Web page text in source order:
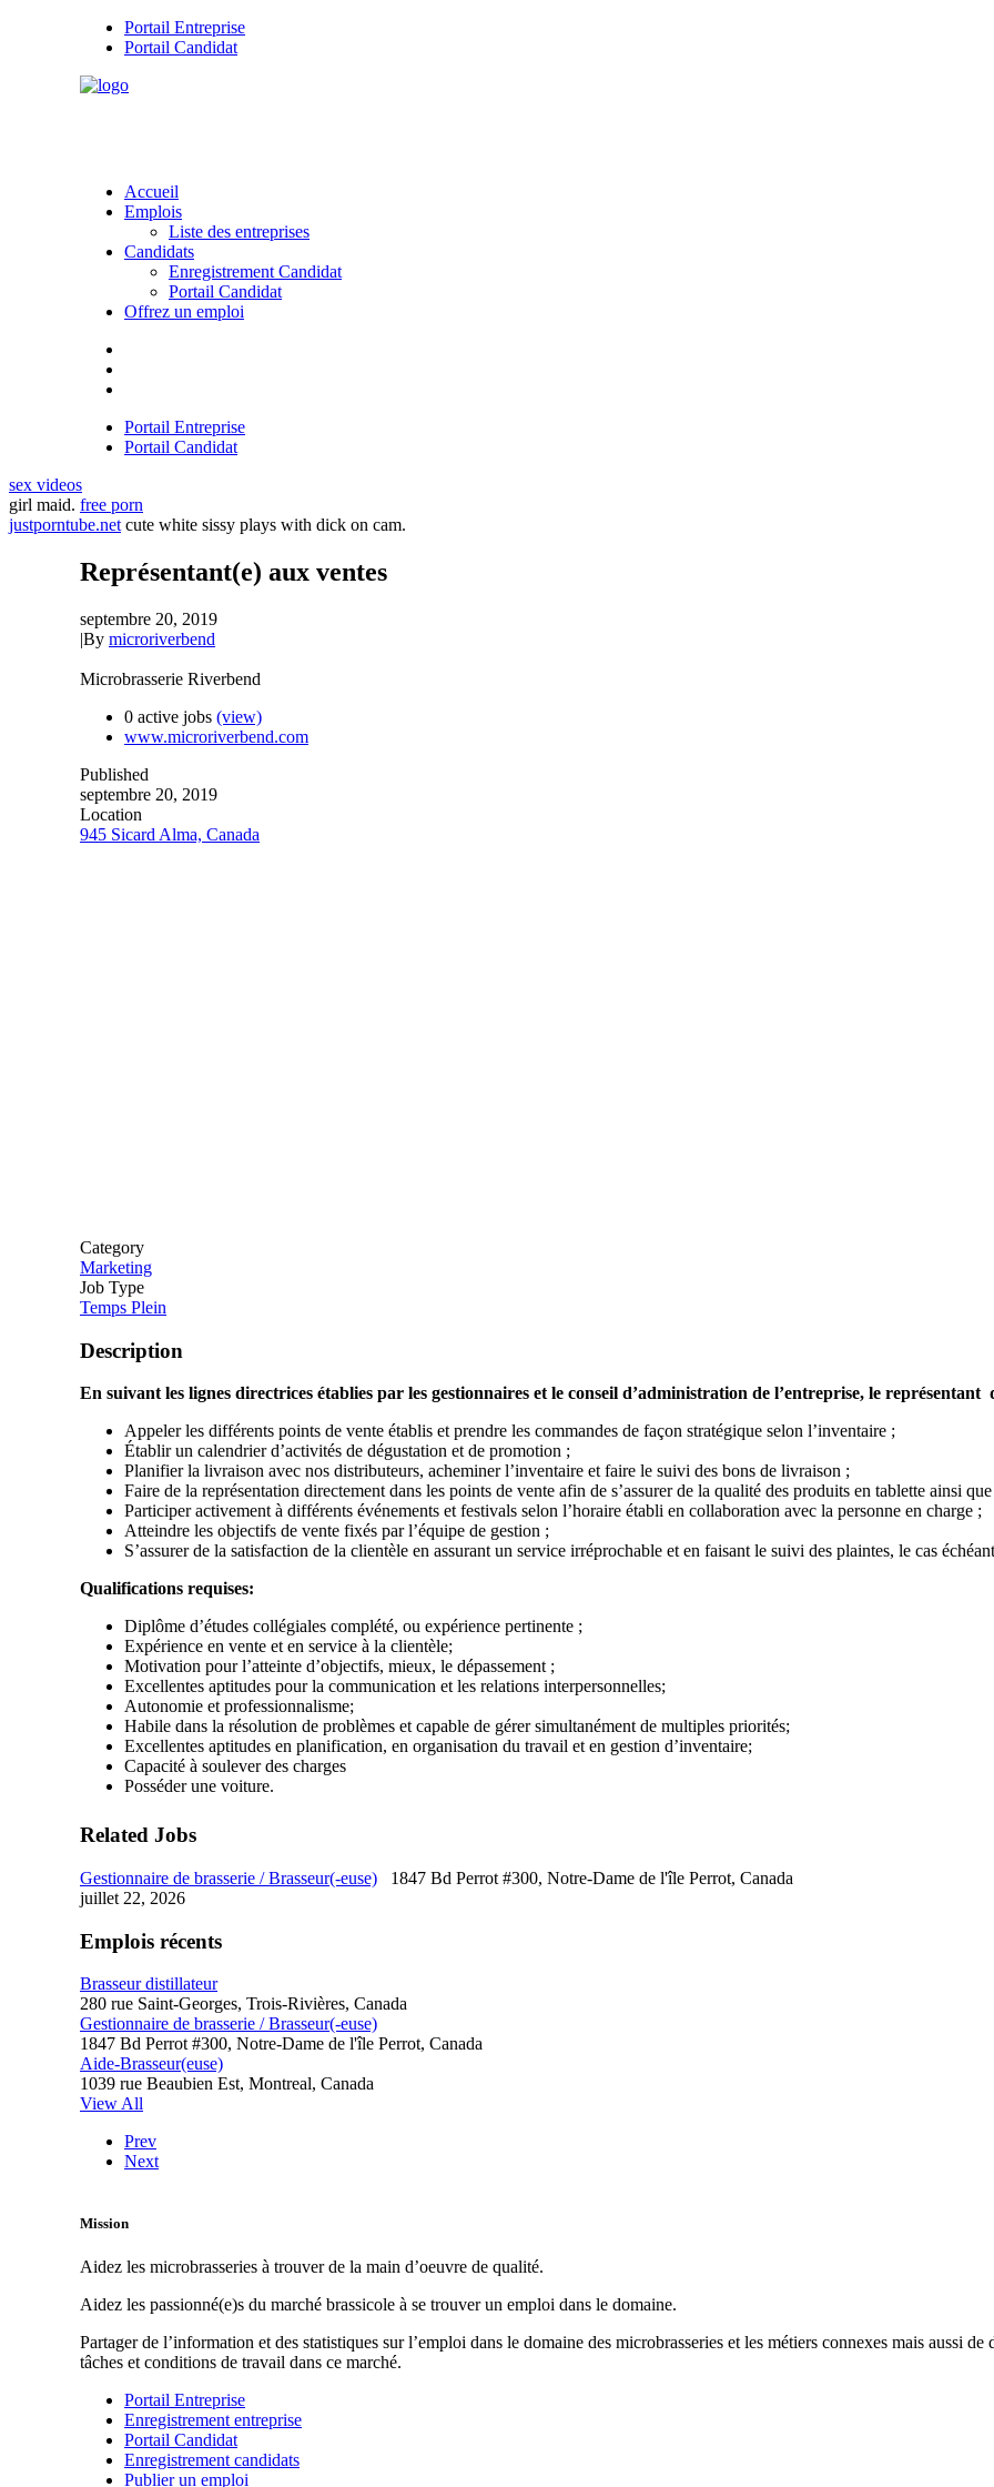
Portail Entreprise
Portail Candidat
Accueil
Emplois
Liste des entreprises
Candidats
Enregistrement Candidat
Portail Candidat
Offrez un emploi
Portail Entreprise
Portail Candidat
sex videos
girl maid. free porn
justporntube.net cute white sissy plays with dick on cam.
Représentant(e) aux ventes
septembre 20, 2019
|By microriverbend
Microbrasserie Riverbend
0 active jobs (view)
www.microriverbend.com
Published
septembre 20, 2019
Location
945 Sicard Alma, Canada
Category
Marketing
Job Type
Temps Plein
Description
En suivant les lignes directrices établies par les gestionnaires et le conseil d’administration de l’entreprise, le
Appeler les différents points de vente établis et prendre les commandes de façon stratégique selon l’inventaire ;
Établir un calendrier d’activités de dégustation et de promotion ;
Planifier la livraison avec nos distributeurs, acheminer l’inventaire et faire le suivi des bons de livraison ;
Faire de la représentation directement dans les points de vente afin de s’assurer de la qualité des produits en tablette ainsi
Participer activement à différents événements et festivals selon l’horaire établi en collaboration avec la personne en charge ;
Atteindre les objectifs de vente fixés par l’équipe de gestion ;
S’assurer de la satisfaction de la clientèle en assurant un service irréprochable et en faisant le suivi des plaintes, le cas
Qualifications requises:
Diplôme d’études collégiales complété, ou expérience pertinente ;
Expérience en vente et en service à la clientèle;
Motivation pour l’atteinte d’objectifs, mieux, le dépassement ;
Excellentes aptitudes pour la communication et les relations interpersonnelles;
Autonomie et professionnalisme;
Habile dans la résolution de problèmes et capable de gérer simultanément de multiples priorités;
Excellentes aptitudes en planification, en organisation du travail et en gestion d’inventaire;
Capacité à soulever des charges
Posséder une voiture.
Related Jobs
Gestionnaire de brasserie / Brasseur(-euse)
1847 Bd Perrot #300, Notre-Dame de l'île Perrot, Canada
juillet 22, 2026
Emplois récents
Brasseur distillateur
280 rue Saint-Georges, Trois-Rivières, Canada
Gestionnaire de brasserie / Brasseur(-euse)
1847 Bd Perrot #300, Notre-Dame de l'île Perrot, Canada
Aide-Brasseur(euse)
1039 rue Beaubien Est, Montreal, Canada
View All
Prev
Next
Mission
Aidez les microbrasseries à trouver de la main d’oeuvre de qualité.
Aidez les passionné(e)s du marché brassicole à se trouver un emploi dans le domaine.
Partager de l’information et des statistiques sur l’emploi dans le domaine des microbrasseries et les métiers connexes mais aussi de
tâches et conditions de travail dans ce marché.
Portail Entreprise
Enregistrement entreprise
Portail Candidat
Enregistrement candidats
Publier un emploi